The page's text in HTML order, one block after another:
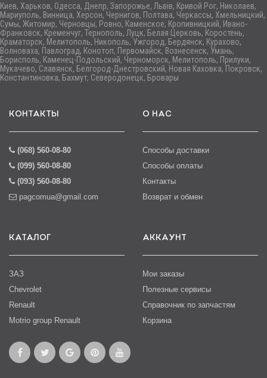
Киев, Харьков, Одесса, Днепр, Запорожье, Львів, Кривой Рог, Николаев,
Мариуполь, Винница, Херсон, Чернигов, Полтава, Черкассы, Хмельницкий,
Сумы, Житомир, Черновцы, Ровно, Каменское, Кропивницкий, Ивано-
Франковск, Кременчуг, Тернополь, Луцк, Белая Церковь, Коростень,
Краматорск, Мелитополь, Никополь, Ужгород, Бердянск, Курахово,
Волноваха, Павлоград, Конотоп, Первомайск, Вознесенск, Умань,
Борисполь, Каменец-Подольский, Черноморск, Мелитополь, Прилуки,
Мукачево, Славянск, Белгород-Днестровский, Новая Каховка, Покровск,
Константиновка, Бахмут, Северодонецк, Бровары
КОНТАКТЫ
(068) 560-08-80
(099) 560-08-80
(093) 560-08-80
pagcomua@gmail.com
О НАС
Способы доставки
Способы оплаты
Контакты
Возврат и обмен
КАТАЛОГ
ЗАЗ
Chevrolet
Renault
Motrio group Renault
АККАУНТ
Мои заказы
Полезные сервисы
Справочник по запчастям
Корзина